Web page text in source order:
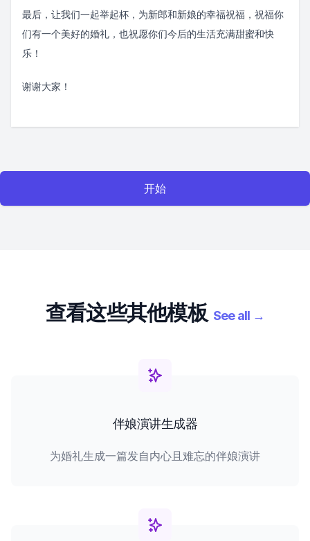
最后，让我们一起举起杯，为新郎和新娘的幸福祝福，祝福你
们有一个美好的婚礼，也祝愿你们今后的生活充满甜蜜和快
乐！
谢谢大家！
开始
查看这些其他模板 See all →
伴娘演讲生成器
为婚礼生成一篇发自内心且难忘的伴娘演讲